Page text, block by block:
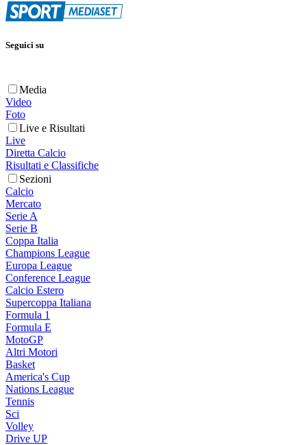
Seguici su
Media
Video
Foto
Live e Risultati
Live
Diretta Calcio
Risultati e Classifiche
Sezioni
Calcio
Mercato
Serie A
Serie B
Coppa Italia
Champions League
Europa League
Conference League
Calcio Estero
Supercoppa Italiana
Formula 1
Formula E
MotoGP
Altri Motori
Basket
America's Cup
Nations League
Tennis
Sci
Volley
Drive UP